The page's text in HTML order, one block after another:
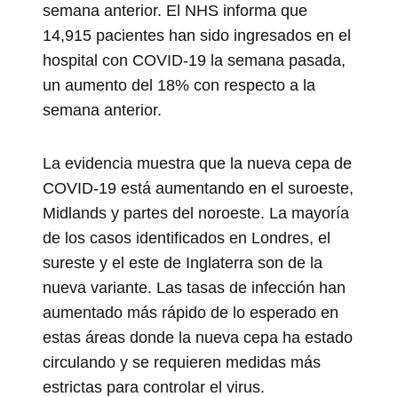
semana anterior. El NHS informa que
14,915 pacientes han sido ingresados ​​en el
hospital con COVID-19 la semana pasada,
un aumento del 18% con respecto a la
semana anterior.
La evidencia muestra que la nueva cepa de
COVID-19 está aumentando en el suroeste,
Midlands y partes del noroeste. La mayoría
de los casos identificados en Londres, el
sureste y el este de Inglaterra son de la
nueva variante. Las tasas de infección han
aumentado más rápido de lo esperado en
estas áreas donde la nueva cepa ha estado
circulando y se requieren medidas más
estrictas para controlar el virus.